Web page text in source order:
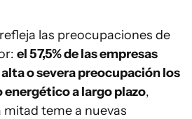
las preocupaciones de
el 57,5% de las empresas
o severa preocupación los
a largo plazo,
teme a nuevas